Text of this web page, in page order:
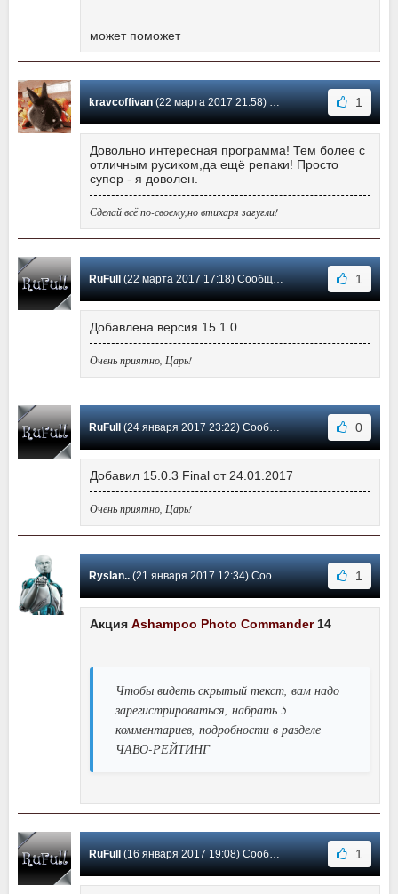
может поможет
kravcoffivan(22 марта 2017 21:58) Сообщение #251 1
Довольно интересная программа! Тем более с
отличным русиком,да ещё репаки! Просто
супер - я доволен.
Сделай всё по-своему,но втихаря загугли!
RuFull (22 марта 2017 17:18) Сообщение #250 1
Добавлена версия 15.1.0
Очень приятно, Царь!
RuFull (24 января 2017 23:22) Сообщение #249 0
Добавил 15.0.3 Final от 24.01.2017
Очень приятно, Царь!
Ryslan..(21 января 2017 12:34) Сообщение #248 1
Акция Ashampoo Photo Commander14
Чтобы видеть скрытый текст, вам надо
зарегистрироваться, набрать 5
комментариев, подробности в разделе
ЧАВО-РЕЙТИНГ
RuFull (16 января 2017 19:08) Сообщение #247 1